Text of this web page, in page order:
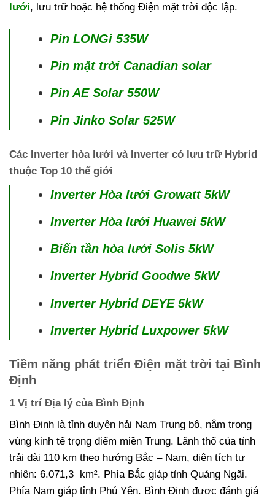
lưới, lưu trữ hoặc hệ thống Điện mặt trời độc lập.
Pin LONGi 535W
Pin mặt trời Canadian solar
Pin AE Solar 550W
Pin Jinko Solar 525W
Các Inverter hòa lưới và Inverter có lưu trữ Hybrid
thuộc Top 10 thế giới
Inverter Hòa lưới Growatt 5kW
Inverter Hòa lưới Huawei 5kW
Biến tần hòa lưới Solis 5kW
Inverter Hybrid Goodwe 5kW
Inverter Hybrid DEYE 5kW
Inverter Hybrid Luxpower 5kW
Tiềm năng phát triển Điện mặt trời tại Bình
Định
1 Vị trí Địa lý của Bình Định
Bình Định là tỉnh duyên hải Nam Trung bộ, nằm trong
vùng kinh tế trọng điểm miền Trung. Lãnh thổ của tỉnh
trải dài 110 km theo hướng Bắc – Nam, diện tích tự
nhiên: 6.071,3 km². Phía Bắc giáp tỉnh Quảng Ngãi.
Phía Nam giáp tỉnh Phú Yên. Bình Định được đánh giá